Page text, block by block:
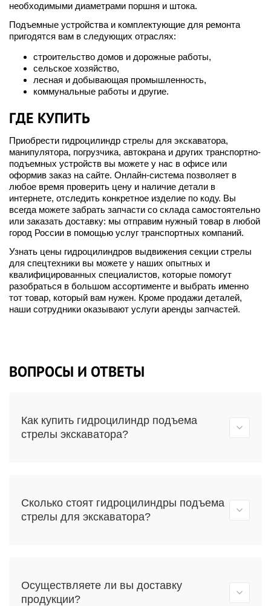
необходимыми диаметрами поршня и штока.
Подъемные устройства и комплектующие для ремонта
пригодятся вам в следующих отраслях:
строительство домов и дорожные работы,
сельское хозяйство,
лесная и добывающая промышленность,
коммунальные работы и другие.
ГДЕ КУПИТЬ
Приобрести гидроцилиндр стрелы для экскаватора,
манипулятора, погрузчика, автокрана и других транспортно-
подъемных устройств вы можете у нас в офисе или
оформив заказ на сайте. Онлайн-система позволяет в
любое время проверить цену и наличие детали в
интернете, отследить конкретное изделие по коду. Вы
всегда можете забрать запчасти со склада самостоятельно
или заказать доставку: мы отправим нужный товар в любой
город России в помощью услуг транспортных компаний.
Узнать цены гидроцилиндров выдвижения секции стрелы
для спецтехники вы можете у наших опытных и
квалифицированных специалистов, которые помогут
разобраться в большом ассортименте и выбрать именно
тот товар, который вам нужен. Кроме продажи деталей,
наши сотрудники оказывают услуги аренды запчастей.
ВОПРОСЫ И ОТВЕТЫ
Как купить гидроцилиндр подъема
стрелы экскаватора?
Сколько стоят гидроцилиндры подъема
стрелы для экскаватора?
Осуществляете ли вы доставку
продукции?